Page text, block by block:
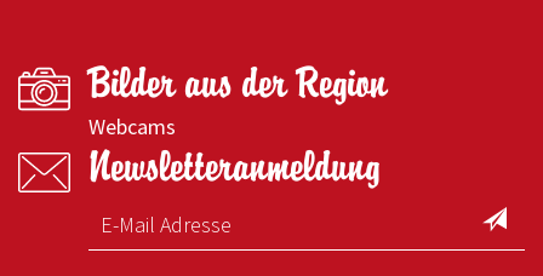
Bilder aus der Region
Webcams
Newsletteranmeldung